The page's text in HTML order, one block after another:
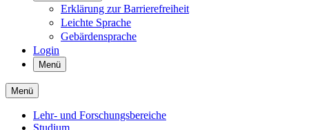
Erklärung zur Barrierefreiheit
Leichte Sprache
Gebärdensprache
Login
Menü
Menü
Lehr- und Forschungsbereiche
Studium